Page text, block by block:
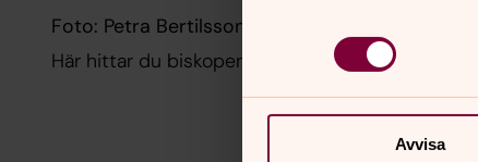
Avvisa
Foto: Petra Bertilsson
Här hittar du biskopen som klippdocka.